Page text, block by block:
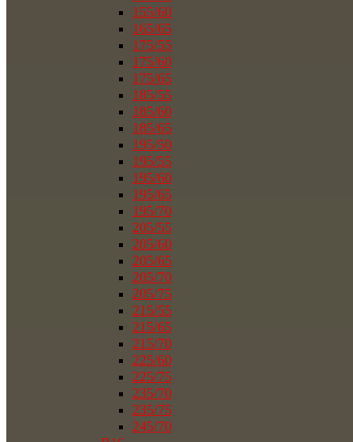
155/60
165/65
175/55
175/60
175/65
185/55
185/60
185/65
195/50
195/55
195/60
195/65
195/70
205/55
205/60
205/65
205/70
205/75
215/55
215/65
215/70
225/60
225/75
235/70
235/75
245/70